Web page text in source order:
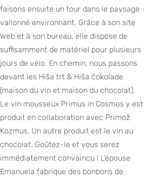
faisons ensuite un tour dans le paysage
vallonné environnant. Grâce à son site
web et à son bureau, elle dispose de
suffisamment de matériel pour plusieurs
jours de vélo. En chemin, nous passons
devant les Hiša trt & Hiša čokolade
(maison du vin et maison du chocolat).
Le vin mousseux Primus in Cosmos y est
produit en collaboration avec Primož
Kozmus. Un autre produit est le vin au
chocolat. Goûtez-le et vous serez
immédiatement convaincu ! L’épouse
Emanuela fabrique des bonbons de